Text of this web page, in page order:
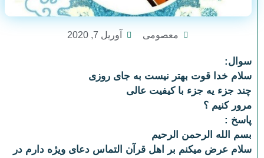
معصومی آوریل 7, 2020
سوال:
سلام خدا قوت بهتر نیست به جای روزی
چند جزء یه جزء با کیفیت عالی
مرور کنیم ؟
پاسخ :
بسم الله الرحمن الرحیم
سلام عرض میکنم بر اهل قرآن التماس دعای ویژه دارم در